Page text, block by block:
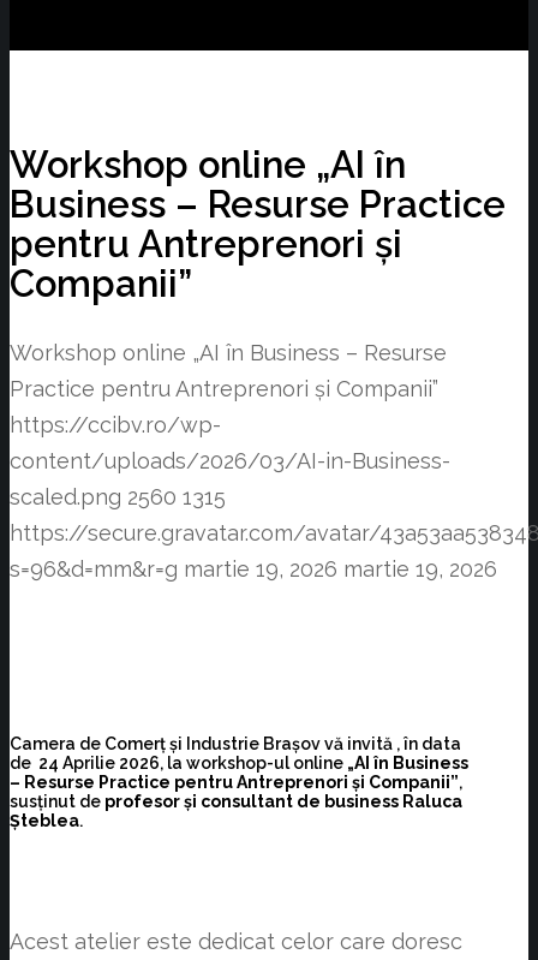
Workshop online „AI în
Business – Resurse Practice
pentru Antreprenori și
Companii”
Workshop online „AI în Business – Resurse
Practice pentru Antreprenori și Companii”
https://ccibv.ro/wp-
content/uploads/2026/03/AI-in-Business-
scaled.png 2560 1315
https://secure.gravatar.com/avatar/
s=96&d=mm&r=g martie 19, 2026 martie 19, 2026
Camera de Comerț și Industrie Brașov vă invită , în data
de 24 Aprilie 2026, la workshop-ul online „AI în Business
– Resurse Practice pentru Antreprenori și Companii”,
susținut de profesor și consultant de business Raluca
Șteblea.
Acest atelier este dedicat celor care doresc